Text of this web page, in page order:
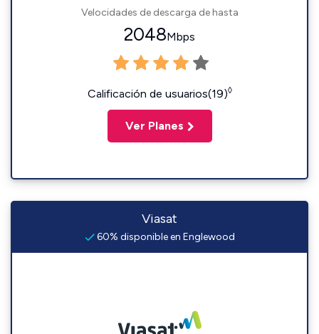
Velocidades de descarga de hasta
2048Mbps
Calificación de usuarios(19)◊
Ver Planes
Viasat
60% disponible en Englewood